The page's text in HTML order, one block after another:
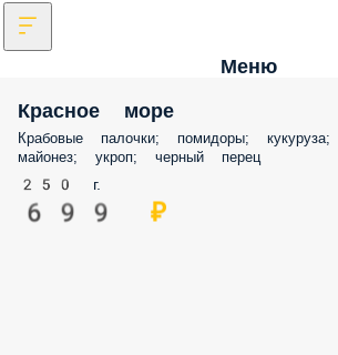
Меню
Красное море
Крабовые палочки; помидоры; кукуруза;
черный перец
250 г.
699 ₽